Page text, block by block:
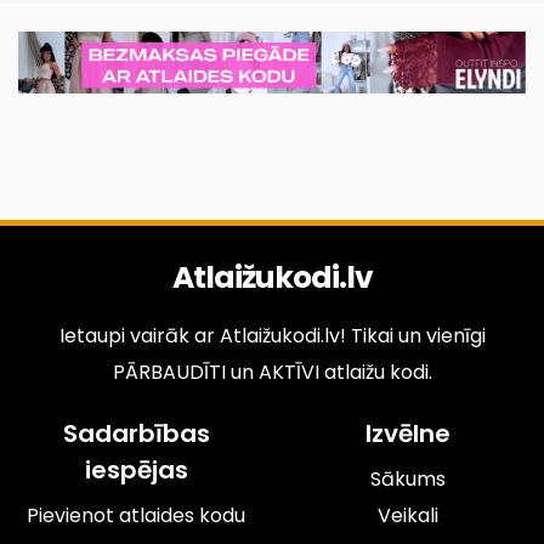
Atlaižukodi.lv
Ietaupi vairāk ar Atlaižukodi.lv! Tikai un vienīgi
PĀRBAUDĪTI un AKTĪVI atlaižu kodi.
Sadarbības
iespējas
Pievienot atlaides kodu
Izvēlne
Sākums
Veikali